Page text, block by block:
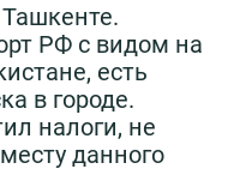
РФ с видом на
есть
в городе.
налоги, не
данного